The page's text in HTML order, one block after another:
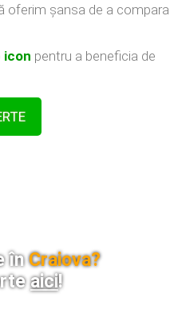
oferim șansa de a compara
icon pentru a beneficia de
în Craiova?
aici!